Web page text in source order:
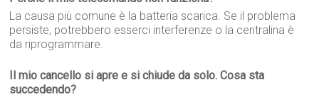
La causa più comune è la batteria scarica. Se il problema
persiste, potrebbero esserci interferenze o la centralina è
da riprogrammare.
Il mio cancello si apre e si chiude da solo. Cosa sta
succedendo?